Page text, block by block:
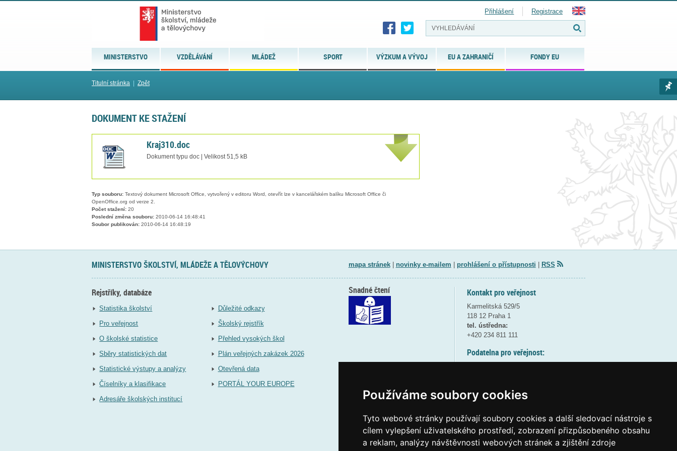
Používáme soubory cookies
Tyto webové stránky používají soubory cookies a další sledovací nástroje s
cílem vylepšení uživatelského prostředí, zobrazení přizpůsobeného obsahu
a reklam, analýzy návštěvnosti webových stránek a zjištění zdroje
MINISTERSTVO VZDĚLÁVÁNÍ MLÁDEŽ SPORT VÝZKUM A VÝVOJ EU A ZAHRANIČÍ FONDY EU
Přihlášení Registrace
Titulní stránka Zpět
DOKUMENT KE STAŽENÍ
Kraj310.doc
Dokument typu doc | Velikost 51,5 kB
Typ souboru: Textový dokument Microsoft Office, vytvořený v editoru Word, otevřít lze v kancelářském balíku Microsoft Office či
OpenOffice.org od verze 2.
Počet stažení: 20
Poslední změna souboru: 2010-06-14 16:48:41
Soubor publikován: 2010-06-14 16:48:19
MINISTERSTVO ŠKOLSTVÍ, MLÁDEŽE A TĚLOVÝCHOVY mapa stránek| novinky e-mailem prohlášení o přístupnosti RSS
Rejstříky, databáze
Statistika školství
Pro veřejnost
O školské statistice
Sběry statistických dat
Statistické výstupy a analýzy
Číselníky a klasifikace
Adresáře školských institucí
Důležité odkazy
Školský rejstřík
Přehled vysokých škol
Plán veřejných zakázek 2026
Otevřená data
PORTÁL YOUR EUROPE
Kontakt pro veřejnost
Karmelitská 529/5
118 12 Praha 1
tel. ústředna:
+420 234 811 111
Podatelna pro veřejnost:
(více informací
Elektronická podatelna:
posta@msmtgov cz
Snadné čtení